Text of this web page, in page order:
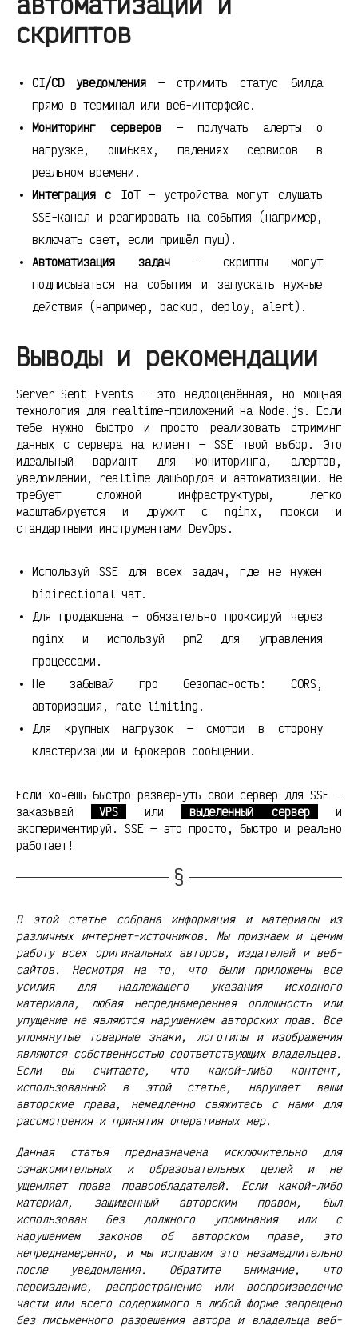
скриптов
CI/CD уведомления — стримить статус билда
прямо в терминал или веб-интерфейс.
Мониторинг серверов — получать алерты о
нагрузке, ошибках, падениях сервисов в
реальном времени.
Интеграция с IoT— устройства могут слушать
SSE-канал и реагировать на события (например,
включать свет, если пришёл пуш).
Автоматизация задач— скрипты могут
подписываться на события и запускать нужные
действия (например, backup, deploy, alert).
Выводы и рекомендации
Server-Sent Events — это недооценённая, но мощная
технология для realtime-приложений на Node.js. Если
тебе нужно быстро и просто реализовать стриминг
данных с сервера на клиент — SSE твой выбор. Это
идеальный вариант для мониторинга, алертов,
уведомлений, realtime-дашбордов и автоматизации. Не
требует сложной инфраструктуры, легко
масштабируется и дружит с nginx, прокси и
стандартными инструментами DevOps.
Используй SSE для всех задач, где не нужен
bidirectional-чат.
Для продакшена — обязательно проксируй через
nginx и используй pm2 для управления
процессами.
Не забывай про безопасность: CORS,
авторизация, rate limiting.
Для крупных нагрузок — смотри в сторону
кластеризации и брокеров сообщений.
Если хочешь быстро развернуть свой сервер для SSE —
заказывай
VPS или выделенный сервер
и
экспериментируй. SSE — это просто, быстро и реально
работает!
В этой статье собрана информация и материалы из
различных интернет-источников. Мы признаем и ценим
работу всех оригинальных авторов, издателей и веб-
сайтов. Несмотря на то, что были приложены все
усилия для надлежащего указания исходного
материала, любая непреднамеренная оплошность или
упущение не являются нарушением авторских прав. Все
упомянутые товарные знаки, логотипы и изображения
являются собственностью соответствующих владельцев.
Если вы считаете, что какой-либо контент,
использованный в этой статье, нарушает ваши
авторские права, немедленно свяжитесь с нами для
рассмотрения и принятия оперативных мер.
Данная статья предназначена исключительно для
ознакомительных и образовательных целей и не
ущемляет права правообладателей. Если какой-либо
материал, защищенный авторским правом, был
использован без должного упоминания или с
нарушением законов об авторском праве, это
непреднамеренно, и мы исправим это незамедлительно
после уведомления. Обратите внимание, что
переиздание, распространение или воспроизведение
части или всего содержимого в любой форме запрещено
без письменного разрешения автора и владельца веб-